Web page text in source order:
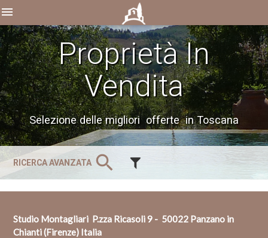
menu
RICERCA AVANZATA search
Proprietà In
Vendita
Selezione delle migliori offerte in Toscana
Studio Montagliari P.zza Ricasoli 9 - 50022 Panzano in
Chianti (Firenze) Italia